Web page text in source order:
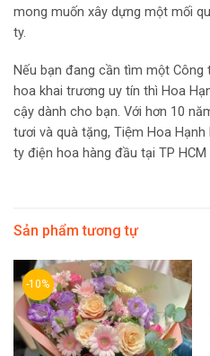
mong muốn xây dựng một mối
ty.
Nếu bạn đang cần tìm một
hoa khai trương uy tín thì Hoa
cậy dành cho bạn. Với hơn 10
tươi và quà tặng, Tiệm Hoa
ty điện hoa hàng đầu tại TP HCM
Sản phẩm tương tự
-10%